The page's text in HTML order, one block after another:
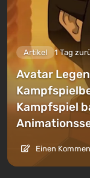
Artikel 1 Tag
Avatar
Kampfspiel
Einen